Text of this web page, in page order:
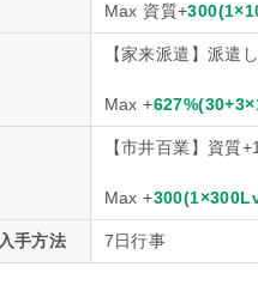
Max 資質+
【家来派遣】派遣
Max +
【市井百業】資質
Max +
入手方法 7日行事